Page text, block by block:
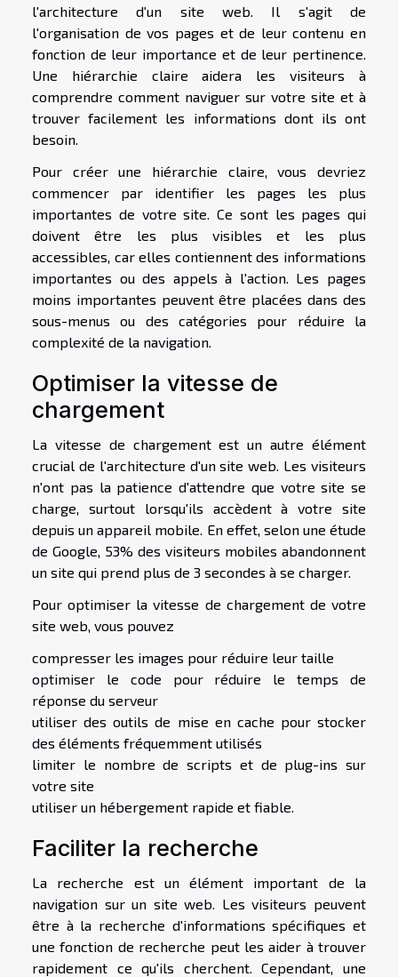
l'architecture d'un site web. Il s'agit de
l'organisation de vos pages et de leur contenu en
fonction de leur importance et de leur pertinence.
Une hiérarchie claire aidera les visiteurs à
comprendre comment naviguer sur votre site et à
trouver facilement les informations dont ils ont
besoin.
Pour créer une hiérarchie claire, vous devriez
commencer par identifier les pages les plus
importantes de votre site. Ce sont les pages qui
doivent être les plus visibles et les plus
accessibles, car elles contiennent des informations
importantes ou des appels à l'action. Les pages
moins importantes peuvent être placées dans des
sous-menus ou des catégories pour réduire la
complexité de la navigation.
Optimiser la vitesse de
chargement
La vitesse de chargement est un autre élément
crucial de l'architecture d'un site web. Les visiteurs
n'ont pas la patience d'attendre que votre site se
charge, surtout lorsqu'ils accèdent à votre site
depuis un appareil mobile. En effet, selon une étude
de Google, 53% des visiteurs mobiles abandonnent
un site qui prend plus de 3 secondes à se charger.
Pour optimiser la vitesse de chargement de votre
site web, vous pouvez
compresser les images pour réduire leur taille
optimiser le code pour réduire le temps de
réponse du serveur
utiliser des outils de mise en cache pour stocker
des éléments fréquemment utilisés
limiter le nombre de scripts et de plug-ins sur
votre site
utiliser un hébergement rapide et fiable.
Faciliter la recherche
La recherche est un élément important de la
navigation sur un site web. Les visiteurs peuvent
être à la recherche d'informations spécifiques et
une fonction de recherche peut les aider à trouver
rapidement ce qu'ils cherchent. Cependant, une